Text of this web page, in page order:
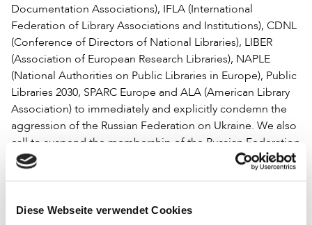
Diese Webseite verwendet Cookies
Documentation Associations), IFLA (International
Federation of Library Associations and Institutions), CDNL
(Conference of Directors of National Libraries), LIBER
(Association of European Research Libraries), NAPLE
(National Authorities on Public Libraries in Europe), Public
Libraries 2030, SPARC Europe and ALA (American Library
Association) to immediately and explicitly condemn the
aggression of the Russian Federation on Ukraine. We also
call to suspend the membership of the Russian Federation
in all international library organizations.
continue creating an inclusive information and cultural